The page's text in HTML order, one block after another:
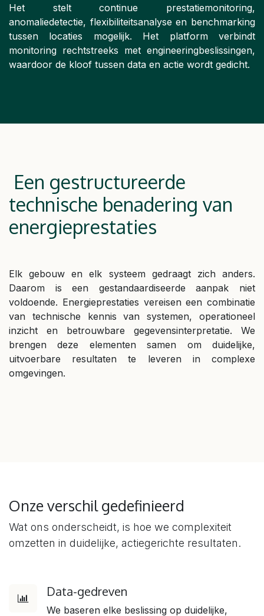
Het stelt continue prestatiemonitoring,
anomaliedetectie, flexibiliteitsanalyse en benchmarking
tussen locaties mogelijk. Het platform verbindt
monitoring rechtstreeks met engineeringbeslissingen,
waardoor de kloof tussen data en actie wordt gedicht.
Een gestructureerde
technische benadering van
energieprestaties
Elk gebouw en elk systeem gedraagt zich anders.
Daarom is een gestandaardiseerde aanpak niet
voldoende. Energieprestaties vereisen een combinatie
van technische kennis van systemen, operationeel
inzicht en betrouwbare gegevensinterpretatie. We
brengen deze elementen samen om duidelijke,
uitvoerbare resultaten te leveren in complexe
omgevingen.
Onze verschil gedefinieerd
Wat ons onderscheidt, is hoe we complexiteit
omzetten in duidelijke, actiegerichte resultaten.
Data-gedreven
We baseren elke beslissing op duidelijke,